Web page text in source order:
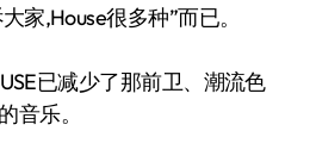
家,House很多种”而已。
已减少了那前卫、潮流色
音乐。